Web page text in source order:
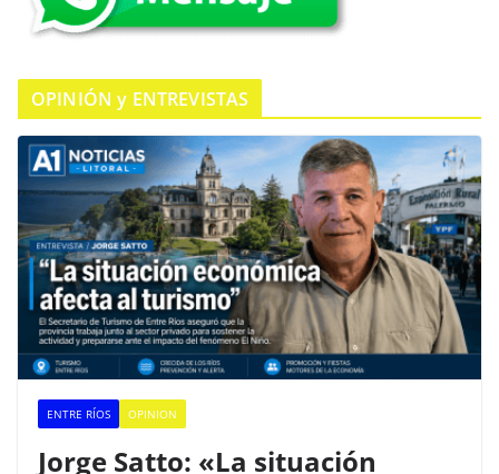
OPINIÓN y ENTREVISTAS
ENTRE RÍOS OPINION
Jorge Satto: «La situación